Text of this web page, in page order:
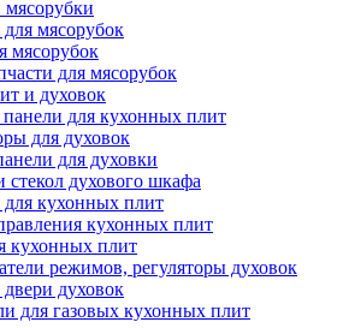
мясорубки
мясорубок
мясорубок
для мясорубок
и духовок
для кухонных плит
для духовок
для духовки
стекол духового шкафа
кухонных плит
кухонных плит
кухонных плит
режимов, регуляторы духовок
духовок
для газовых кухонных плит